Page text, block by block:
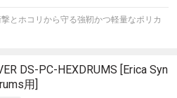
とホコリから守る強靭かつ軽量なポリカ
DS-PC-HEXDRUMS [Erica Syn
用]